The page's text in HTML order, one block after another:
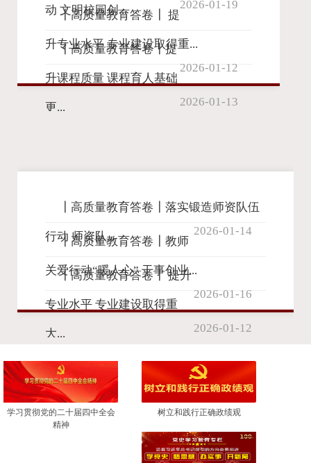
动 文明校园创... 2026-01-19
┃高质量教育答卷┃ 提
升专业水平 专业建设取得重...
2026-01-12
┃高质量教育答卷┃提
升课程质量 课程育人基础
更... 2026-01-13
┃高质量教育答卷┃落实锻造师资队伍
行动 师资队... 2026-01-14
┃高质量教育答卷┃教师
关爱行动“暖人心” 干事创业...
2026-01-16
┃高质量教育答卷┃ 提升
专业水平 专业建设取得重
大... 2026-01-12
学习贯彻党的二十届四中全会
精神
树立和践行正确政绩观